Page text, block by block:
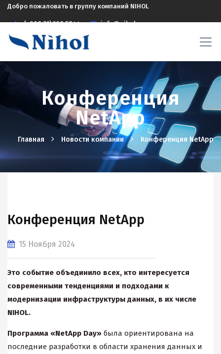
Добро пожаловать в группу компаний NIHOL
(+998 71) 208 5844 info@nihol.uz
Конференция
NetApp
Главная Новости компании Конференция NetApp
Конференция NetApp
15 Ноября 2024
Это событие объединило всех, кто интересуется
современными тенденциями и подходами к
модернизации инфраструктуры данных, в их числе
NIHOL.
Программа «NetАpp Dау» была ориентирована на
последние разработки в области хранения данных и